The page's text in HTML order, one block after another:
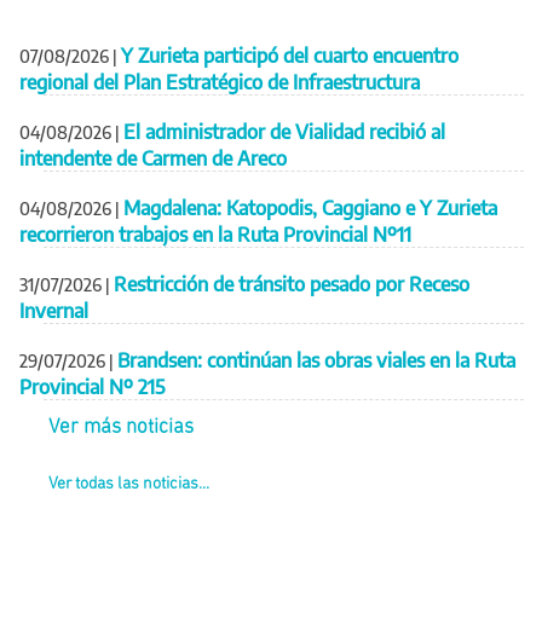
07/08/2026 | Y Zurieta participó del cuarto encuentro
regional del Plan Estratégico de Infraestructura
04/08/2026 | El administrador de Vialidad recibió al
intendente de Carmen de Areco
04/08/2026 | Magdalena: Katopodis, Caggiano e Y Zurieta
recorrieron trabajos en la Ruta Provincial Nº11
31/07/2026 | Restricción de tránsito pesado por Receso
Invernal
29/07/2026 | Brandsen: continúan las obras viales en la Ruta
Provincial Nº 215
Ver más noticias
Ver todas las noticias...